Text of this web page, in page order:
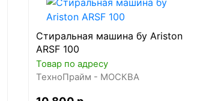
Стиральная машина бу Ariston
ARSF 100
Товар по адресу
ТехноПрайм - МОСКВА